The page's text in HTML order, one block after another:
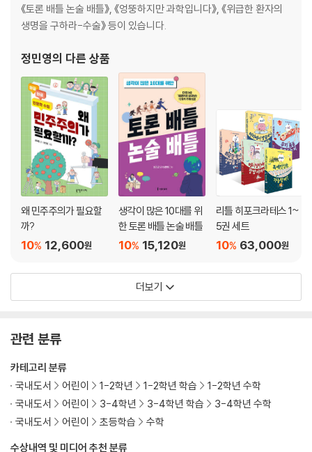
《토론 배틀 논술 배틀》, 《엉뚱하지만 과학입니다》, 《위급한 환자의
생명을 구하라-수술》 등이 있습니다.
정민영의 다른 상품
왜 민주주의가 필요할
까?
12,600원
10%
생각이 많은 10대를 위
한 토론 배틀 논술 배틀
15,120원
10%
리틀 히포크라테스 1~
5권 세트
63,000원
10%
더보기
관련 분류
수상내역 및 미디어 추천 분류
카테고리 분류
국내도서
어린이 1-2학년 1-2학년 학습
1-2학년 수학
국내도서
어린이 3-4학년 3-4학년 학습
3-4학년 수학
국내도서
어린이 초등학습 수학